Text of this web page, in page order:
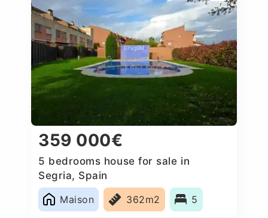
359 000€
5 bedrooms house for sale in
Segria, Spain
Maison
362m2 5